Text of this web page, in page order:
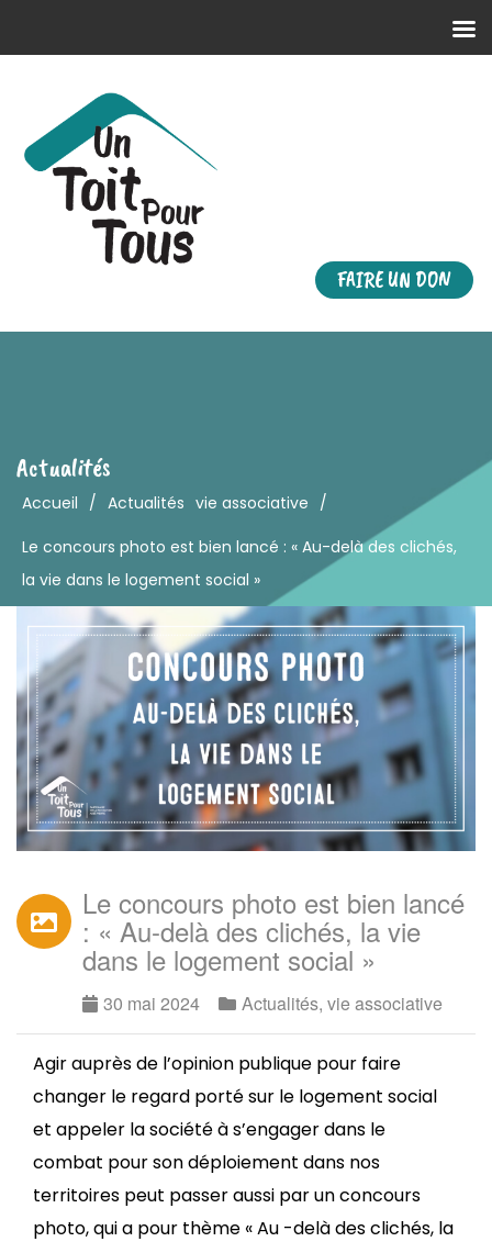
FAIRE UN DON
Actualités
Accueil / Actualités vie associative /
Le concours photo est bien lancé : « Au-delà des clichés,
la vie dans le logement social »
Le concours photo est bien lancé
: « Au-delà des clichés, la vie
dans le logement social »
30 mai 2024 Actualités, vie associative
Agir auprès de l’opinion publique pour faire
changer le regard porté sur le logement social
et appeler la société à s’engager dans le
combat pour son déploiement dans nos
territoires peut passer aussi par un concours
photo, qui a pour thème « Au -delà des clichés, la